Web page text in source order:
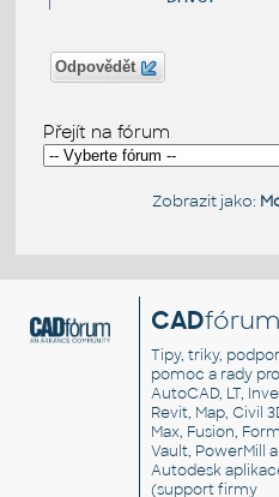
Odpovědět
Přejít na fórum
Zobrazit jako:
CADfórum
Tipy, triky,
pomoc a rady pro
AutoCAD, LT,
Revit, Map, Civil
Max, Fusion,
Vault, PowerMill
Autodesk
(support firmy